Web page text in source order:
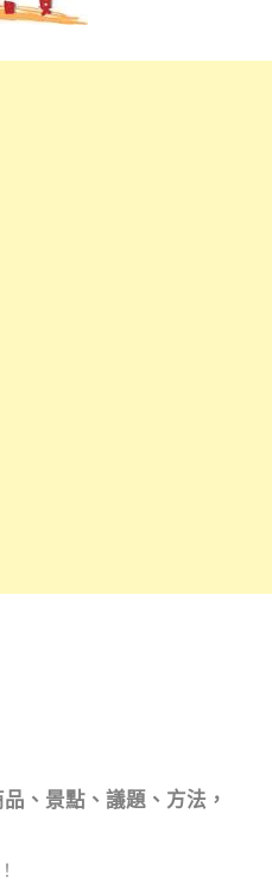
、景點、議題、方法，